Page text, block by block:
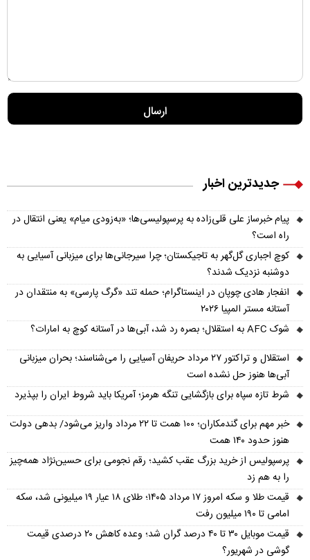
جدیدترین اخبار
پیام خبرساز علی قلی‌زاده به پرسپولیسی‌ها؛ «به‌زودی میام» یعنی انتقال در
راه است؟
کوچ اجباری گل‌گهر به تاجیکستان؛ چرا سیرجانی‌ها برای میزبانی آسیایی به
دوشنبه نزدیک شدند؟
انفجار هادی چوپان در اینستاگرام؛ حمله تند «گرگ پارسی» به منتقدان در
آستانه مستر المپیا ۲۰۲۶
شوک AFC به استقلال؛ بصره رد شد، آبی‌ها در آستانه کوچ به امارات؟
استقلال و تراکتور ۲۷ مرداد حریفان آسیایی را می‌شناسند؛ بحران میزبانی
آبی‌ها هنوز حل نشده است
شرط تازه سپاه برای بازگشایی تنگه هرمز؛ آمریکا باید شروط ایران را بپذیرد
خبر مهم برای گندمکاران؛ ۱۰۰ همت تا ۲۲ مرداد واریز می‌شود/ بدهی دولت
هنوز حدود ۱۴۰ همت
پرسپولیس از خرید بزرگ عقب کشید؛ رقم نجومی برای حسین‌نژاد همه‌چیز
را به هم زد
قیمت طلا و سکه امروز ۱۷ مرداد ۱۴۰۵؛ طلای ۱۸ عیار ۱۹ میلیونی شد، سکه
امامی تا ۱۹۰ میلیون رفت
قیمت موبایل ۳۰ تا ۴۰ درصد گران شد؛ وعده کاهش ۲۰ درصدی قیمت
گوشی در شهریور؟